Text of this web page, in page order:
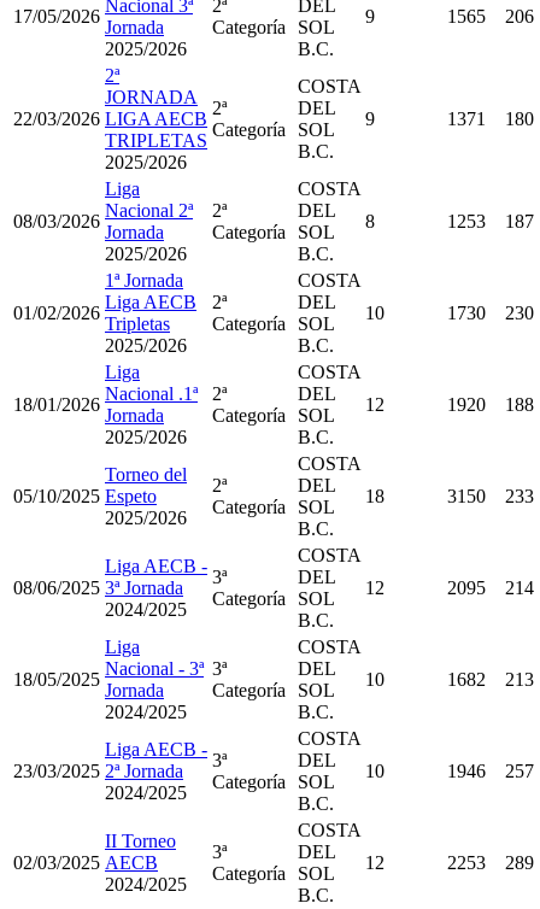
17/05/2026
Nacional 3ª
Jornada
2025/2026
2ª
Categoría
DEL
SOL
B.C.
9 1565 206
22/03/2026
2ª
JORNADA
LIGA AECB
TRIPLETAS
2025/2026
2ª
Categoría
COSTA
DEL
SOL
B.C.
9 1371 180
08/03/2026
Liga
Nacional 2ª
Jornada
2025/2026
2ª
Categoría
COSTA
DEL
SOL
B.C.
8 1253 187
01/02/2026
1ª Jornada
Liga AECB
Tripletas
2025/2026
2ª
Categoría
COSTA
DEL
SOL
B.C.
10 1730 230
18/01/2026
Liga
Nacional .1ª
Jornada
2025/2026
2ª
Categoría
COSTA
DEL
SOL
B.C.
12 1920 188
05/10/2025
Torneo del
Espeto
2025/2026
2ª
Categoría
COSTA
DEL
SOL
B.C.
18 3150 233
08/06/2025
Liga AECB -
3ª Jornada
2024/2025
3ª
Categoría
COSTA
DEL
SOL
B.C.
12 2095 214
18/05/2025
Liga
Nacional - 3ª
Jornada
2024/2025
3ª
Categoría
COSTA
DEL
SOL
B.C.
10 1682 213
23/03/2025
Liga AECB -
2ª Jornada
2024/2025
3ª
Categoría
COSTA
DEL
SOL
B.C.
10 1946 257
02/03/2025
II Torneo
AECB
2024/2025
3ª
Categoría
COSTA
DEL
SOL
B.C.
12 2253 289